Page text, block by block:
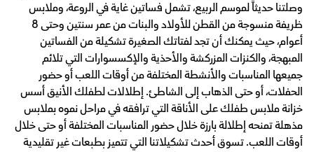
وصلتنا حديثاً لموسم الربيع، تشمل فساتين غاية في الروعة، وملابس
ظريفة منسوجة من القطن للأولاد والبنات من عمر سنتين وحتى 8
أعوام، حيث يمكنك أن تجد لفتاتك الصغيرة تشكيلة من الفساتين
المبهجة، والكنزات المزركشة والأحذية والإكسسوارات التي تلائم
جميعها المناسبات والأنشطة المختلفة من أوقات اللعب أو حضور
الحفلات، أو حتى الذهاب إلى الشاطئ. إطلالات لطفلك الأنيق أسس
خزانة ملابس طفلك على الأناقة التي ترافقه في مراحل نموه بملابس
مذهلة تمنحه إطلالة بارزة خلال حضور المناسبات المختلفة أو حتى خلال
أوقات اللعب. تسوق أحدث تشكيلاتنا التي تتميز بطبعات غير تقليدية